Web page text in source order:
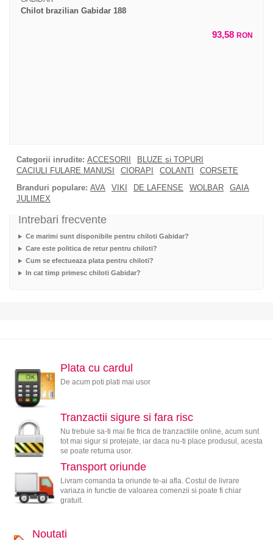
Chilot brazilian Gabidar 188
93,58 RON
Categorii inrudite: ACCESORII
BLUZE si TOPURI
CACIULI FULARE MANUSI
CIORAPI COLANTI
CORSETE
Branduri populare: AVA VIKI DE LAFENSE WOLBAR
GAIA
JULIMEX
Intrebari frecvente
Ce marimi sunt disponibile pentru chiloti Gabidar?
Care este politica de retur pentru chiloti?
Cum se efectueaza plata pentru chiloti?
In cat timp primesc chiloti Gabidar?
Plata cu cardul
De acum poti plati mai usor
Tranzactii sigure si fara risc
Nu trebuie sa-ti mai fie frica de tranzactiile online, acum sunt
tot mai sigur si protejate, iar daca nu-ti place produsul, acesta
se poate returna usor.
Transport oriunde
Livram comanda ta oriunde te-ai afla. Costul de livrare
variaza in functie de valoarea comenzii si poate fi chiar
gratuit.
Noutati